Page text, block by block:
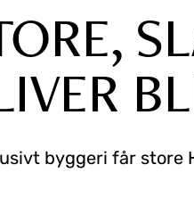
byggeri får store